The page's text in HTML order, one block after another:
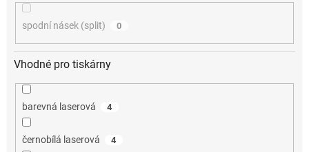
spodní násek (split) 0
Vhodné pro tiskárny
barevná laserová 4
černobílá laserová 4